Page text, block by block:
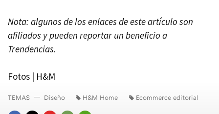
Nota: algunos de los enlaces de este artículo son
afiliados y pueden reportar un beneficio a
Trendencias.
Fotos | H&M
TEMAS Diseño H&M Home Ecommerce editorial